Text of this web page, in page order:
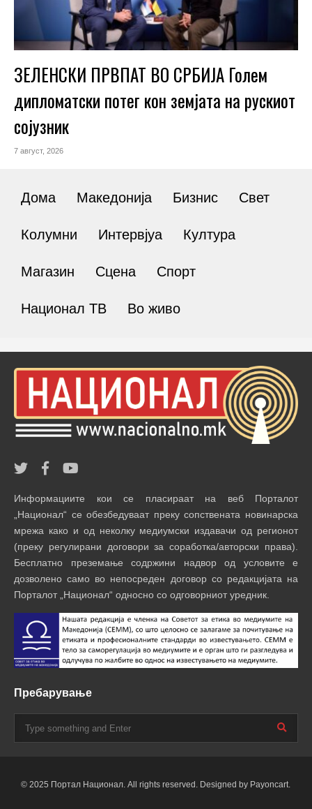
ЗЕЛЕНСКИ ПРВПАТ ВО СРБИЈА Голем
дипломатски потег кон земјата на рускиот
сојузник
7 август, 2026
Дома Македонија Бизнис Свет
Колумни Интервјуа Култура
Магазин Сцена Спорт
Национал ТВ Во живо
Информациите кои се пласираат на веб Порталот
„Национал“ се обезбедуваат преку сопствената новинарска
мрежа како и од неколку медиумски издавачи од регионот
(преку регулирани договори за соработка/авторски права).
Бесплатно преземање содржини надвор од условите е
дозволено само во непосреден договор со редакцијата на
Порталот „Национал“ односно со одговорниот уредник.
Пребарување
© 2025 Портал Национал. All rights reserved. Designed by Payoncart.